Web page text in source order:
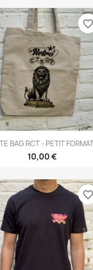
Aperçu rapide
BAG RCT - PETIT
10,00 €
favorite_border
favorite_border